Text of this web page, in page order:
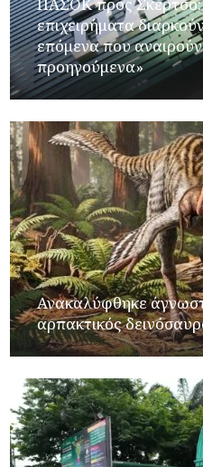
επιχειρήματα
επόμενα που
προηγούμενα»
Ανακαλύφθηκε
αρπακτικός